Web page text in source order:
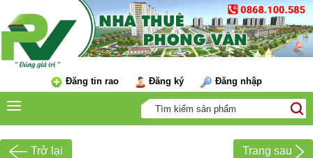
Đăng tin rao Đăng ký Đăng nhập
Trở lại Trang sau